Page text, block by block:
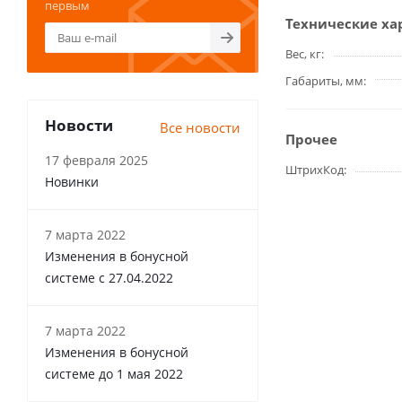
Технические
Вес, кг
Габариты, мм
Прочее
ШтрихКод
первым
Новости Все новости
17 февраля 2025
Новинки
7 марта 2022
Изменения в бонусной
системе с 27.04.2022
7 марта 2022
Изменения в бонусной
системе до 1 мая 2022